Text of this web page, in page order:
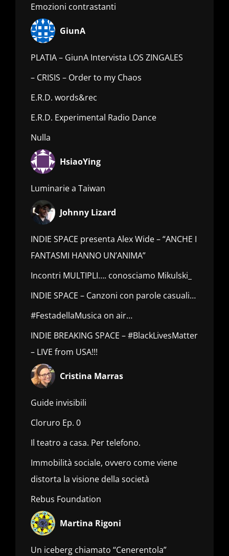
Emozioni contrastanti
GiunA
PLATIA – GiunA Intervista LOS ZINGALES
– CRISIS – Order to my Chaos
E.R.D. words&rec
E.R.D. Experimental Radio Dance
Nulla
HsiaoYing
Luminarie a Taiwan
Johnny Lizard
INDIE SPACE presenta Alex Wide – “ANCHE I
FANTASMI HANNO UN’ANIMA”
Incontri MULTIPLI…. conosciamo Mikulski_
INDIE SPACE – Canzoni con parole casuali…
#FestadellaMusica on air…
INDIE BREAKING SPACE – #BlackLivesMatter
– LIVE from USA!!!
Cristina Marras
Guide invisibili
Cloruro Ep. 0
Il teatro a casa. Per telefono.
Immobilità sociale, ovvero come viene
distorta la visione della società
Rebus Foundation
Martina Rigoni
Un iceberg chiamato “Cenerentola”